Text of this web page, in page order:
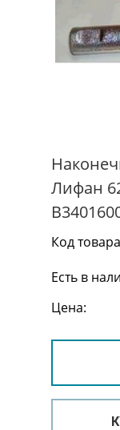
Лифан
Код
Есть в
Цена: